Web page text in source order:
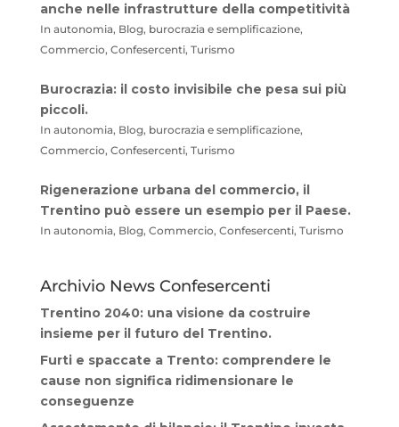
anche nelle infrastrutture della competitività
In autonomia, Blog, burocrazia e semplificazione,
Commercio, Confesercenti, Turismo
Burocrazia: il costo invisibile che pesa sui più
piccoli.
In autonomia, Blog, burocrazia e semplificazione,
Commercio, Confesercenti, Turismo
Rigenerazione urbana del commercio, il
Trentino può essere un esempio per il Paese.
In autonomia, Blog, Commercio, Confesercenti, Turismo
Archivio News Confesercenti
Trentino 2040: una visione da costruire
insieme per il futuro del Trentino.
Furti e spaccate a Trento: comprendere le
cause non significa ridimensionare le
conseguenze